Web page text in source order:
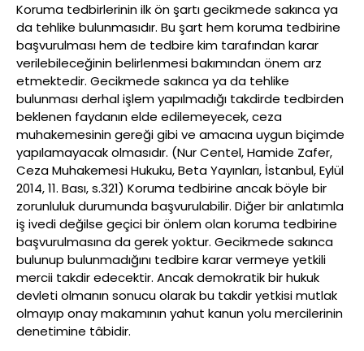
Koruma tedbirlerinin ilk ön şartı gecikmede sakınca ya
da tehlike bulunmasıdır. Bu şart hem koruma tedbirine
başvurulması hem de tedbire kim tarafından karar
verilebileceğinin belirlenmesi bakımından önem arz
etmektedir. Gecikmede sakınca ya da tehlike
bulunması derhal işlem yapılmadığı takdirde tedbirden
beklenen faydanın elde edilemeyecek, ceza
muhakemesinin gereği gibi ve amacına uygun biçimde
yapılamayacak olmasıdır. (Nur Centel, Hamide Zafer,
Ceza Muhakemesi Hukuku, Beta Yayınları, İstanbul, Eylül
2014, 11. Bası, s.321) Koruma tedbirine ancak böyle bir
zorunluluk durumunda başvurulabilir. Diğer bir anlatımla
iş ivedi değilse geçici bir önlem olan koruma tedbirine
başvurulmasına da gerek yoktur. Gecikmede sakınca
bulunup bulunmadığını tedbire karar vermeye yetkili
mercii takdir edecektir. Ancak demokratik bir hukuk
devleti olmanın sonucu olarak bu takdir yetkisi mutlak
olmayıp onay makamının yahut kanun yolu mercilerinin
denetimine tâbidir.